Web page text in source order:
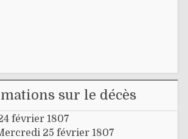
sur le décès
février 1807
25 février 1807